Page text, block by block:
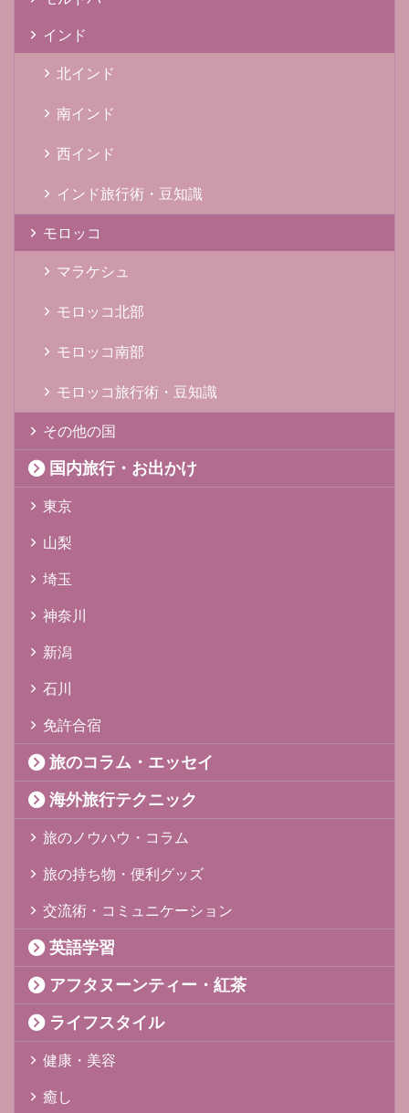
インド
北インド
南インド
西インド
インド旅行術・豆知識
モロッコ
マラケシュ
モロッコ北部
モロッコ南部
モロッコ旅行術・豆知識
その他の国
国内旅行・お出かけ
東京
山梨
埼玉
神奈川
新潟
石川
免許合宿
旅のコラム・エッセイ
海外旅行テクニック
旅のノウハウ・コラム
旅の持ち物・便利グッズ
交流術・コミュニケーション
英語学習
アフタヌーンティー・紅茶
ライフスタイル
健康・美容
癒し